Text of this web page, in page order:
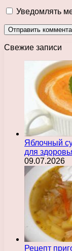
Уведомлять
Свежие записи
Яблочный
для
09.07.2026
Рецепт